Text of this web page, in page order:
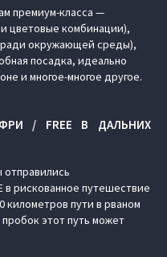
премиум-класса —
цветовые комбинации),
ради окружающей среды),
посадка, идеально
и многое-многое другое.
/ FREE В ДАЛЬНИХ
отправились
в рискованное путешествие
километров пути в рваном
этот путь может